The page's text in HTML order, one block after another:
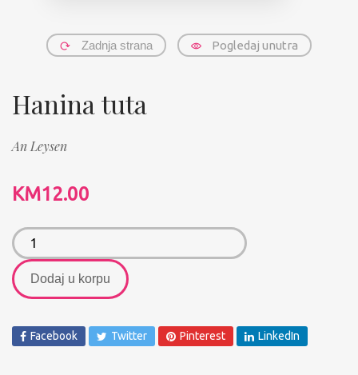
Zadnja strana Pogledaj unutra
Hanina tuta
An Leysen
KM12.00
Dodaj u korpu
Facebook Twitter Pinterest LinkedIn